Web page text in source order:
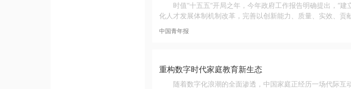
时值“十五五”开局之年，今年政府工作报告明确提出，“
化人才发展体制机制改革，完善以创新能力、质量、实效、贡
中国青年报
重构数字时代家庭教育新生态
随着数字化浪潮的全面渗透，中国家庭正经历一场代际